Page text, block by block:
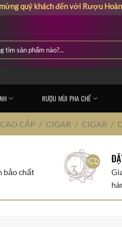
khách đến với Rượu Hoàng Tiên
RƯỢU MÙI PHA CHẾ
CẤP / CIGAR / CIGAR /
bảo chất